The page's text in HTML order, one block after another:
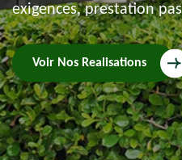
exigences, prestation
Voir Nos Realisations